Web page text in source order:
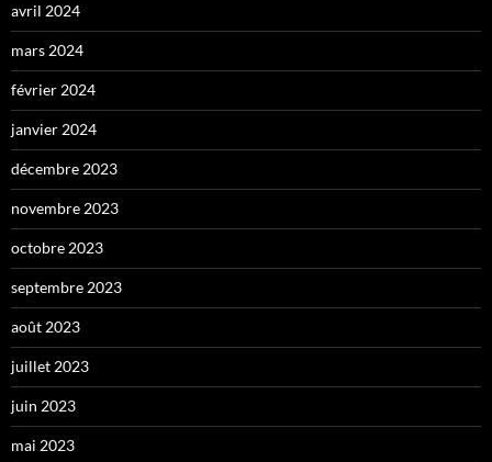
avril 2024
mars 2024
février 2024
janvier 2024
décembre 2023
novembre 2023
octobre 2023
septembre 2023
août 2023
juillet 2023
juin 2023
mai 2023